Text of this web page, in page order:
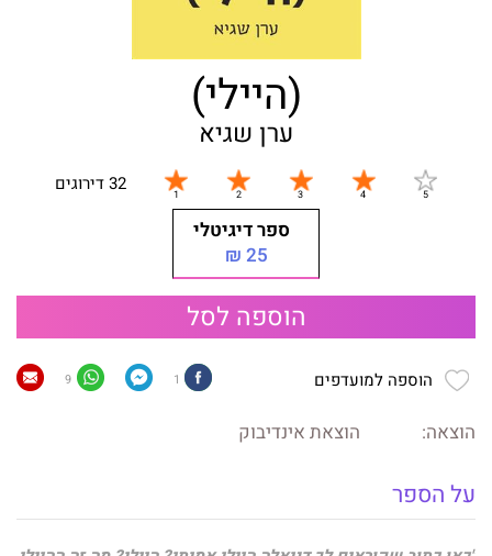
(היילי)
ערן שגיא
32 דירוגים
ספר דיגיטלי
25 ₪
הוספה לסל
הוספה למועדפים 1
9
הוצאה: הוצאת אינדיבוק
על הספר